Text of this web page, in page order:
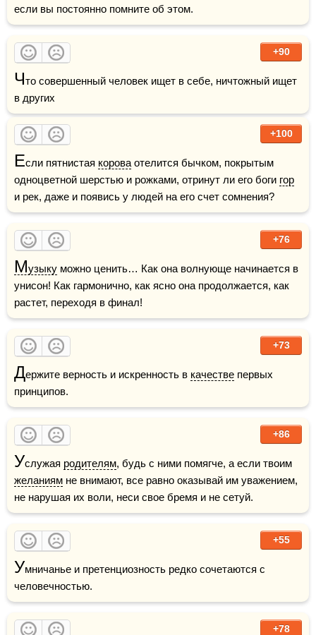
если вы постоянно помните об этом.
+90
Что совершенный человек ищет в себе, ничтожный ищет
в других
+100
Если пятнистая корова отелится бычком, покрытым
одноцветной шерстью и рожками, отринут ли его боги гор
и рек, даже и появись у людей на его счет сомнения?
+76
Музыку можно ценить… Как она волнующе начинается в
унисон! Как гармонично, как ясно она продолжается, как
растет, переходя в финал!
+73
Держите верность и искренность в качестве первых
принципов.
+86
Услужая родителям
желаниям не внимают, все равно оказывай им уважением,
не нарушая их воли, неси свое бремя и не сетуй.
+55
Умничанье и претенциозность редко сочетаются с
человечностью.
+78